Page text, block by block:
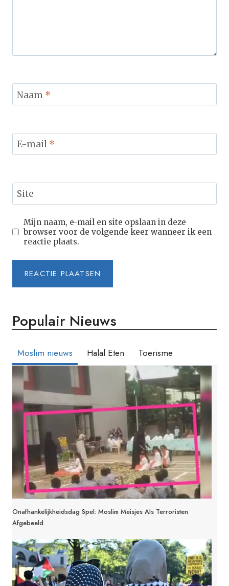
Naam *
E-mail *
Site
Mijn naam, e-mail en site opslaan in deze
browser voor de volgende keer wanneer ik een
reactie plaats.
Populair Nieuws
Moslim nieuws Halal Eten Toerisme
Onafhankelijkheidsdag Spel: Moslim Meisjes Als Terroristen
Afgebeeld